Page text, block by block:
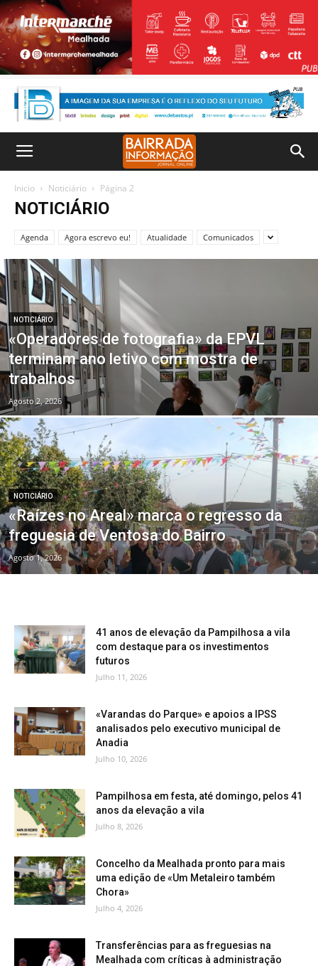
Inicio Noticiário Página 2
NOTICIÁRIO
Agenda Agora escrevo eu! Atualidade Comunicados
NOTICIÁRIO
«Operadores de fotografia» da EPVL
terminam ano letivo com mostra de
trabalhos
Agosto 2, 2026
NOTICIÁRIO
«Raízes no Areal» marca o regresso da
freguesia de Ventosa do Bairro
Agosto 1, 2026
41 anos de elevação da Pampilhosa a vila
com destaque para os investimentos
futuros
Julho 11, 2026
«Varandas do Parque» e apoios a IPSS
analisados pelo executivo municipal de
Anadia
Julho 10, 2026
Pampilhosa em festa, até domingo, pelos 41
anos da elevação a vila
Julho 8, 2026
Concelho da Mealhada pronto para mais
uma edição de «Um Metaleiro também
Chora»
Julho 4, 2026
Transferências para as freguesias na
Mealhada com críticas à administração